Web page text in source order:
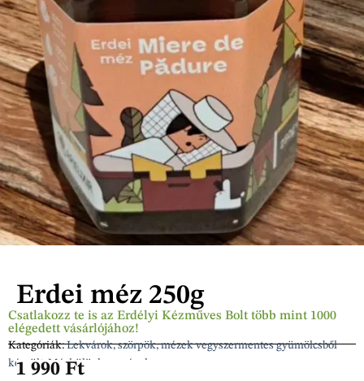
Csatlakozz te is az Erdélyi Kézműves Bolt több mint 1000
elégedett vásárlójához!
Kategóriák:Lekvárok, szörpök, mézek vegyszermentes gyümölcsből
készült,Mézkülönlegességek
Erdei méz 250g
1 990 Ft